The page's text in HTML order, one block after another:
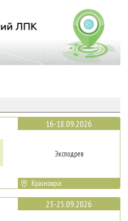
16-18.09.2026
Эксподрев
Красноярск
23-25.09.2026